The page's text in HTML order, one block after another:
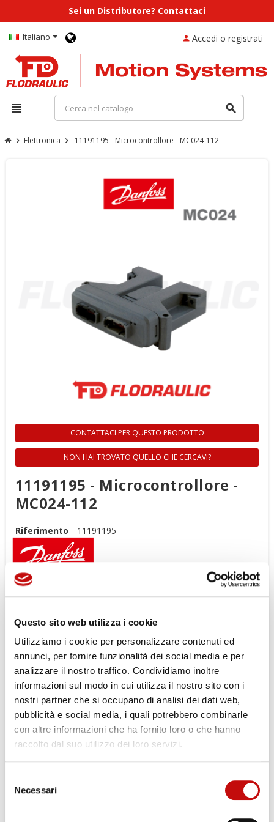
Questo sito web utilizza i cookie
Utilizziamo i cookie per personalizzare contenuti ed
annunci, per fornire funzionalità dei social media e per
analizzare il nostro traffico. Condividiamo inoltre
informazioni sul modo in cui utilizza il nostro sito con i
nostri partner che si occupano di analisi dei dati web,
pubblicità e social media, i quali potrebbero combinarle
con altre informazioni che ha fornito loro o che hanno
raccolto dal suo utilizzo dei loro servizi.
delNecessari
Crea lista dei desideri
Sei un Distributore? Contattaci
Italiano
view_headline search
person Accedi o registrati
chevron_right Elettronica chevron_right 11191195 - Microcontrollore - MC024-112
CONTATTACI PER QUESTO PRODOTTO
NON HAI TROVATO QUELLO CHE CERCAVI?
11191195 - Microcontrollore -
MC024-112
Riferimento 11191195
Microcontrollore - MC024-112
Danfoss.
Scarica ilData Sheetper ulteriori informazioni tecniche, lo
trovi nella scheda prodotto.
Per completare il tuo acquistoRegistrati